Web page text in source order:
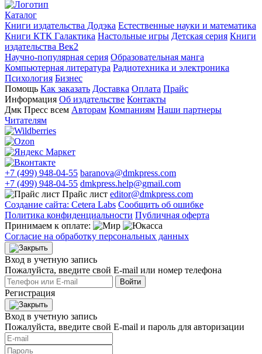
Каталог
Книги издательства Додэка Естественные науки и математика
Книги КТК Галактика Настольные игры Детская серия Книги
издательства Век2
Научно-популярная серия Образовательная манга
Компьютерная литература Радиотехника и электроника
Психология Бизнес
Помощь Как заказать Доставка Оплата Прайс
Информация Об издательстве Контакты
Дмк Пресс всем Авторам Компаниям Наши партнеры
Читателям
+7 (499) 948-04-55 baranova@dmkpress.com
+7 (499) 948-04-55 dmkpress.help@gmail.com
Прайс лист editor@dmkpress.com
Создание сайта: Cetera Labs Сообщить об ошибке
Политика конфиденциальности Публичная оферта
Принимаем к оплате:
Согласие на обработку персональных данных
Вход в учетную запись
Пожалуйста, введите свой E‑mail или номер телефона
Войти
Регистрация
Вход в учетную запись
Пожалуйста, введите свой E‑mail и пароль для авторизации